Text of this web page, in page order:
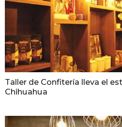
Taller de Confitería lleva el
Chihuahua